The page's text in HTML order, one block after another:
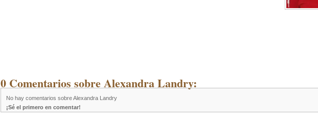
0 Comentarios sobre Alexandra Landry:
No hay comentarios sobre Alexandra Landry
¡Sé el primero en comentar!